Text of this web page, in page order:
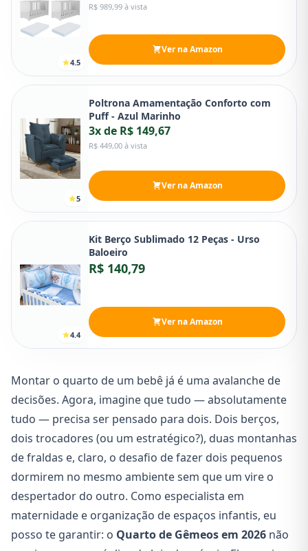
4.5
R$ 989,99 à vista
Ver na Amazon
5
Poltrona Amamentação Conforto com
Puff - Azul Marinho
3x de R$ 149,67
R$ 449,00 à vista
Ver na Amazon
4.4
Kit Berço Sublimado 12 Peças - Urso
Baloeiro
R$ 140,79
Ver na Amazon
Montar o quarto de um bebê já é uma avalanche de
decisões. Agora, imagine que tudo — absolutamente
tudo — precisa ser pensado para dois. Dois berços,
dois trocadores (ou um estratégico?), duas montanhas
de fraldas e, claro, o desafio de fazer dois pequenos
dormirem no mesmo ambiente sem que um vire o
despertador do outro. Como especialista em
maternidade e organização de espaços infantis, eu
posso te garantir: o Quarto de Gêmeos em 2026 não